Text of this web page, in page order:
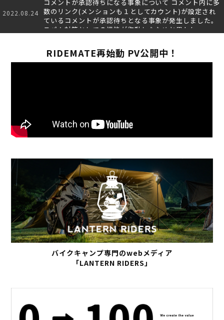
2022.08.24
コメントが承認待ちになる事象について コメント内に多
数のリンク(メンションも１としてカウント)が設定され
ているコメントが承認待ちとなる事象が発生しました。
スパム対策としての機能が作動したためと思われ…
RIDEMATE再始動 PV公開中！
バイクキャンプ専門のwebメディア
「LANTERN RIDERS」